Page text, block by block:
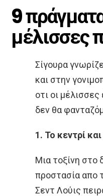
9
μέλισσες
Σίγουρα
και στην
οτι οι
δεν θα
1. Το κεντρί
Μια τοξίνη στο
προστασία απο
Σεντ Λούις